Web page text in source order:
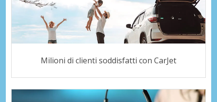
Milioni di clienti soddisfatti con CarJet